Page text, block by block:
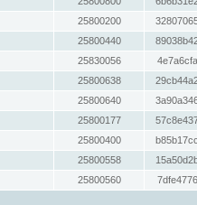
25800200
25800440
25830056
25800638
25800640
25800177
25800400
25800558
25800560